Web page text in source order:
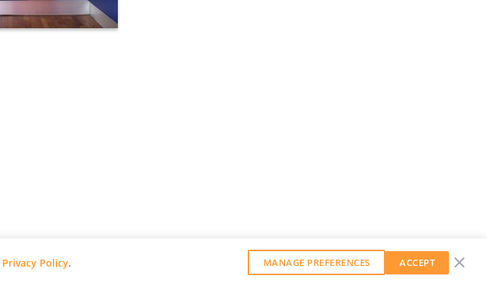
Privacy Policy. MANAGE PREFERENCES ACCEPT